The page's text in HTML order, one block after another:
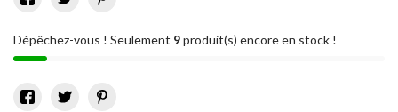
Dépêchez-vous ! Seulement 9produit(s) encore en stock !